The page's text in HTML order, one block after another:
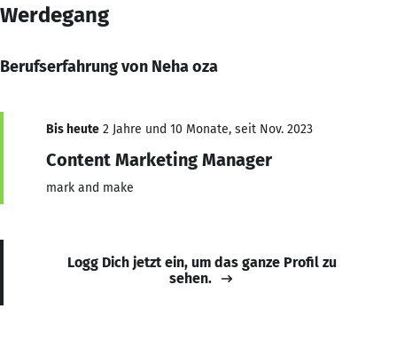
Werdegang
Berufserfahrung von Neha oza
Bis heute 2 Jahre und 10 Monate, seit Nov. 2023
Content Marketing Manager
mark and make
Logg Dich jetzt ein, um das ganze Profil zu
sehen.